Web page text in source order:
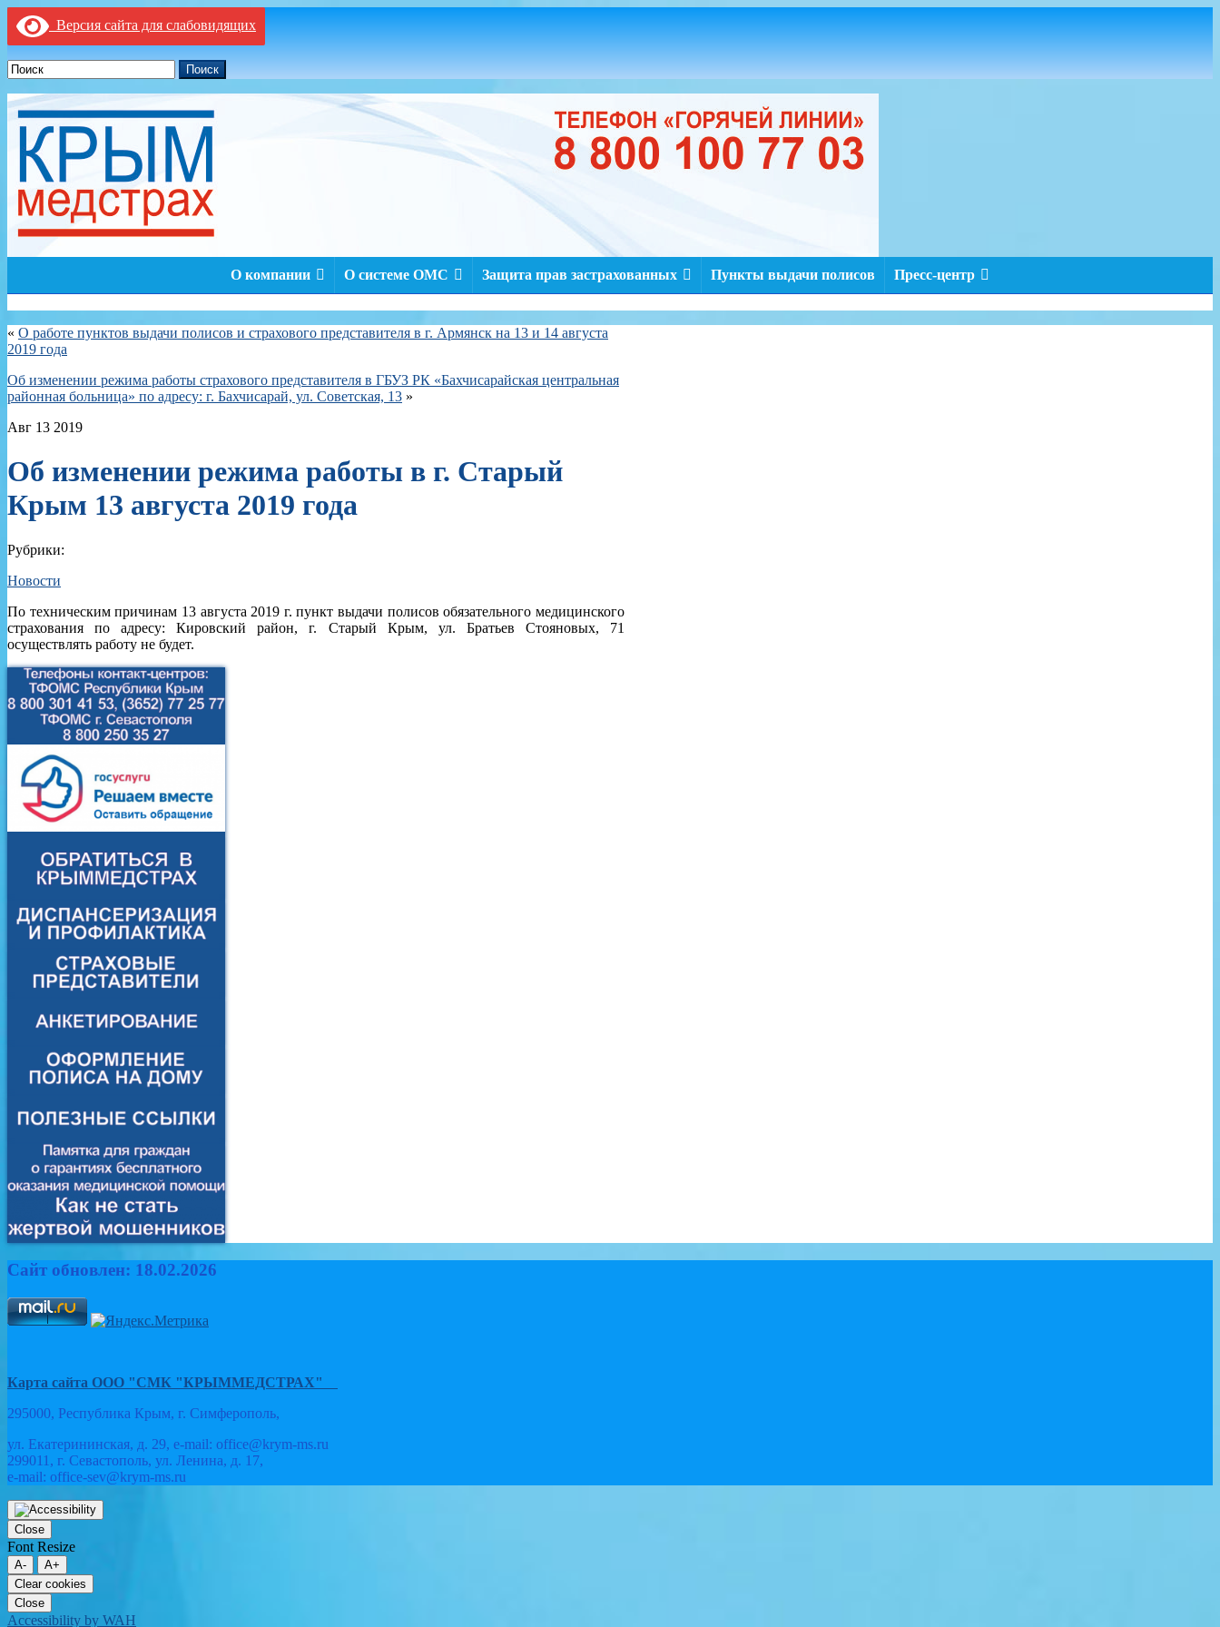
Версия сайта для слабовидящих
Поиск
О компании О системе ОМС Защита прав застрахованных Пункты выдачи полисов Пресс-центр
« О работе пунктов выдачи полисов и страхового представителя в г. Армянск на 13 и 14 августа
2019 года
Об изменении режима работы страхового представителя в ГБУЗ РК «Бахчисарайская центральная
районная больница» по адресу: г. Бахчисарай, ул. Советская, 13 »
Авг 13 2019
Об изменении режима работы в г. Старый
Крым 13 августа 2019 года
Рубрики:
Новости
По техническим причинам 13 августа 2019 г. пункт выдачи полисов обязательного медицинского
страхования по адресу: Кировский район, г. Старый Крым, ул. Братьев Стояновых, 71
осуществлять работу не будет.
Сайт обновлен: 18.02.2026
Карта сайта ООО "СМК "КРЫММЕДСТРАХ"
295000, Республика Крым, г. Симферополь,
ул. Екатерининская, д. 29, e-mail: office@krym-ms.ru
299011, г. Севастополь, ул. Ленина, д. 17,
e-mail: office-sev@krym-ms.ru
Прокрутка
вверх
Close
Font Resize
A-
A+
Clear cookies
Close
Accessibility by WAH